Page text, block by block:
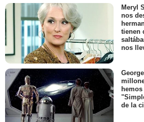
Meryl
nos
tienen
nos
de la